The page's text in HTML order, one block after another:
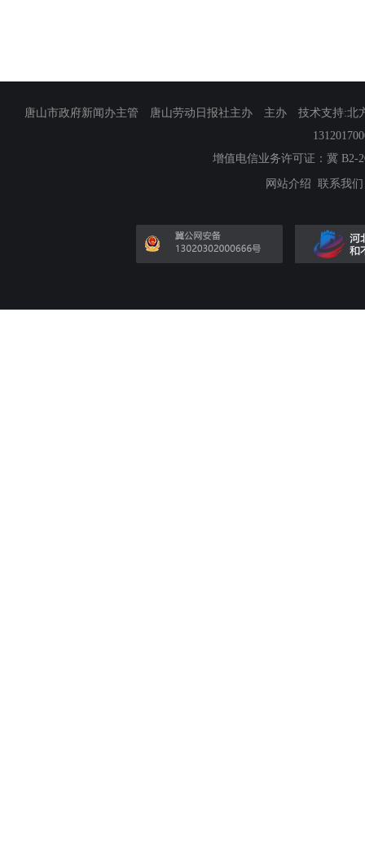
唐山市政府新闻办主管 唐山劳动日报社主办 主办 技术支持:北
增值电信业务许可证：冀 B2-
网站介绍 联系我们